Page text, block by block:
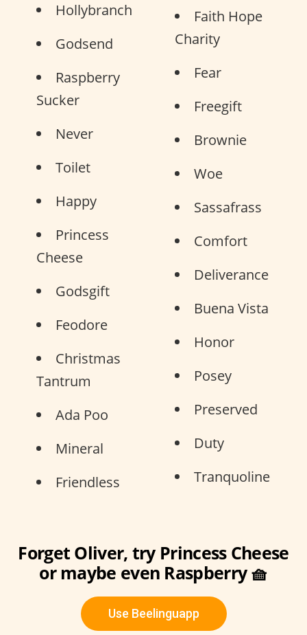
Hollybranch
Godsend
Raspberry
Sucker
Never
Toilet
Happy
Princess
Cheese
Godsgift
Feodore
Christmas
Tantrum
Ada Poo
Mineral
Friendless
Faith Hope
Charity
Fear
Freegift
Brownie
Woe
Sassafrass
Comfort
Deliverance
Buena Vista
Honor
Posey
Preserved
Duty
Tranquoline
Forget Oliver, try Princess Cheese
or maybe even Raspberry 🧺
Use Beelinguapp